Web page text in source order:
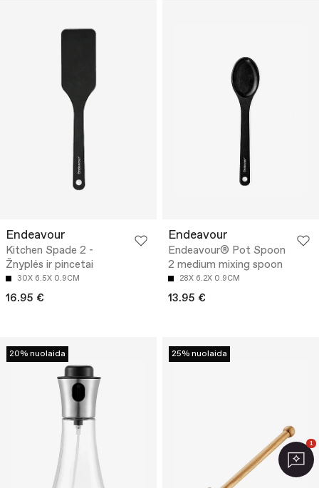
Endeavour
Kitchen Spade 2 -
Žnyplės ir pincetai
30X 6.5X 0.9CM
16.95 €
Endeavour
Endeavour® Pot Spoon
2 medium mixing spoon
28X 6.2X 0.9CM
13.95 €
20% nuolaida 25% nuolaida
1